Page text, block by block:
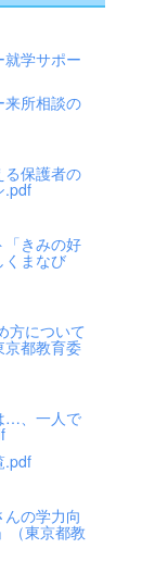
学サポー
来所相談の
る保護者の
.pdf
「きみの好
まなび
方について
京都教育委
…、一人で
.pdf
の学力向
（東京都教